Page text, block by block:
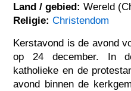
Land / gebied: Wereld
Religie: Christendom
Kerstavond is de avond
op 24 december. In
katholieke en de
avond binnen de